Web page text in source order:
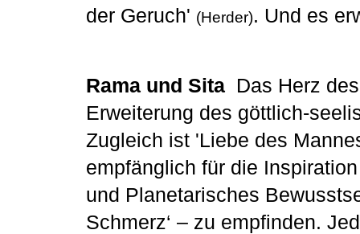
der Geruch' (Herder). Und es
Rama und Sita Das Herz
Erweiterung des göttlich-
Zugleich ist 'Liebe des
empfänglich für die
und Planetarisches
Schmerz‘ – zu empfinden.